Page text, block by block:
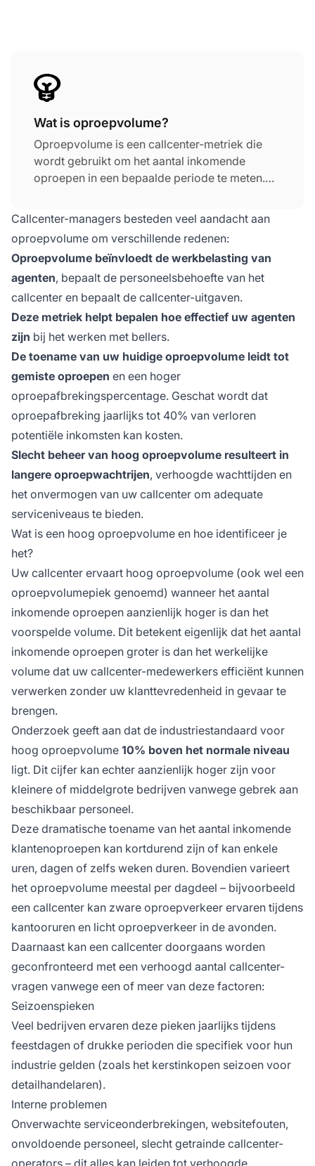
Wat is oproepvolume?
Oproepvolume is een callcenter-metriek die
wordt gebruikt om het aantal inkomende
oproepen in een bepaalde periode te meten.
meestal gemeten in verschillende
tijdsintervallen – per uur, per dag of per week.
Veel contactcenters categoriseren het
oproepvolume in het totale aantal
telefoongesprekken dat door een agent wordt
afgehandeld en het totale aantal oproepen dat
door een geautomatiseerd systeem wordt
afgehandeld (bijvoorbeeld IVR).
Callcenter-managers besteden veel aandacht aan
oproepvolume om verschillende redenen:
Oproepvolume beïnvloedt de werkbelasting van
agenten, bepaalt de personeelsbehoefte van het
callcenter en bepaalt de callcenter-uitgaven.
Deze metriek helpt bepalen hoe effectief uw agenten
zijn bij het werken met bellers.
De toename van uw huidige oproepvolume leidt tot
gemiste oproepen en een hoger
oproepafbrekingspercentage. Geschat wordt dat
oproepafbreking jaarlijks tot 40% van verloren
potentiële inkomsten kan kosten.
Slecht beheer van hoog oproepvolume resulteert in
langere oproepwachtrijen, verhoogde wachttijden en
het onvermogen van uw callcenter om adequate
serviceniveaus te bieden.
Wat is een hoog oproepvolume en hoe identificeer je
het?
Uw callcenter ervaart hoog oproepvolume (ook wel een
oproepvolumepiek genoemd) wanneer het aantal
inkomende oproepen aanzienlijk hoger is dan het
voorspelde volume. Dit betekent eigenlijk dat het aantal
inkomende oproepen groter is dan het werkelijke
volume dat uw callcenter-medewerkers efficiënt kunnen
verwerken zonder uw klanttevredenheid in gevaar te
brengen.
Onderzoek geeft aan dat de industriestandaard voor
hoog oproepvolume 10% boven het normale niveau
ligt. Dit cijfer kan echter aanzienlijk hoger zijn voor
kleinere of middelgrote bedrijven vanwege gebrek aan
beschikbaar personeel.
Deze dramatische toename van het aantal inkomende
klantenoproepen kan kortdurend zijn of kan enkele
uren, dagen of zelfs weken duren. Bovendien varieert
het oproepvolume meestal per dagdeel – bijvoorbeeld
een callcenter kan zware oproepverkeer ervaren tijdens
kantooruren en licht oproepverkeer in de avonden.
Daarnaast kan een callcenter doorgaans worden
geconfronteerd met een verhoogd aantal callcenter-
vragen vanwege een of meer van deze factoren:
Seizoenspieken
Veel bedrijven ervaren deze pieken jaarlijks tijdens
feestdagen of drukke perioden die specifiek voor hun
industrie gelden (zoals het kerstinkopen seizoen voor
detailhandelaren).
Interne problemen
Onverwachte serviceonderbrekingen, websitefouten,
onvoldoende personeel, slecht getrainde callcenter-
operators – dit alles kan leiden tot verhoogde